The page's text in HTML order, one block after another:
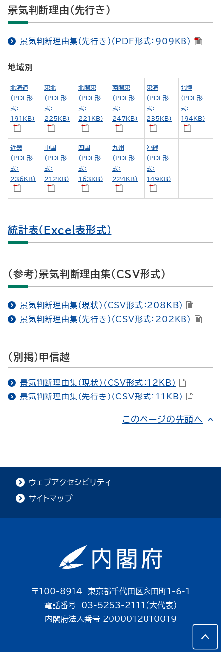
景気判断理由（先行き）
景気判断理由集（先行き）（PDF形式：909KB）
地域別
北海道
（PDF形
式：
191KB）
東北
（PDF形
式：
225KB）
北関東
（PDF形
式：
221KB）
南関東
（PDF形
式：
247KB）
東海
（PDF形
式：
235KB）
北陸
（PDF形
式：
194KB）
近畿
（PDF形
式：
236KB）
中国
（PDF形
式：
212KB）
四国
（PDF形
式：
163KB）
九州
（PDF形
式：
224KB）
沖縄
（PDF形
式：
149KB）
統計表（Excel表形式）
（参考）景気判断理由集（CSV形式）
景気判断理由集（現状）（CSV形式：208KB）
景気判断理由集（先行き）（CSV形式：202KB）
（別掲）甲信越
景気判断理由集（現状）（CSV形式：12KB）
景気判断理由集（先行き）（CSV形式：11KB）
このページの先頭へ
ウェブアクセシビリティ
サイトマップ
〒100-8914 東京都千代田区永田町1-6-1
電話番号 03-5253-2111（大代表）
内閣府法人番号 2000012010019